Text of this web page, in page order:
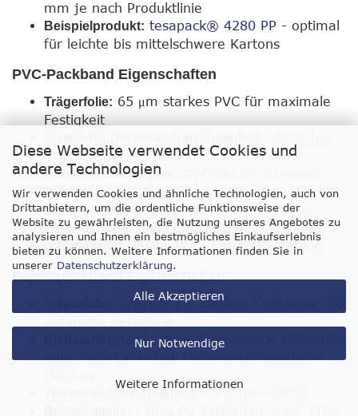
Diese Webseite verwendet Cookies und
andere Technologien
Wir verwenden Cookies und ähnliche Technologien, auch von
Drittanbietern, um die ordentliche Funktionsweise der
Website zu gewährleisten, die Nutzung unseres Angebotes zu
analysieren und Ihnen ein bestmögliches Einkaufserlebnis
bieten zu können. Weitere Informationen finden Sie in
unserer Datenschutzerklärung.
Alle Akzeptieren
Nur Notwendige
Weitere Informationen
mm je nach Produktlinie
Beispielprodukt: tesapack® 4280 PP - optimal
für leichte bis mittelschwere Kartons
PVC-Packband Eigenschaften
Trägerfolie: 65 μm starkes PVC für maximale
Festigkeit
+80°C
Höhere Reißfestigkeit:
Pakete
Chemische Beständigkeit:Resistent gegen
Lösungsmittel und Feuchtigkeit
UV-Stabilität:Geeignet für Langzeitlagerung
Papierpackband Eigenschaften
120-140 μm starkes Kraftpapier für
Klebstoffsysteme: Wasserbasierende Klebstoffe
oder Naturkautschuk für umweltfreundliche
-5°C bis +50°C